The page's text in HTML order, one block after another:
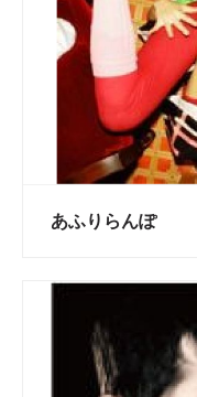
あふりらんぽ